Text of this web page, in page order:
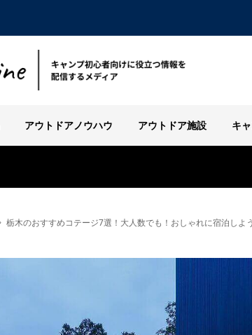
アウトドアノウハウ アウトドア施設 キ
栃木のおすすめコテージ7選！大人数でも！おしゃれに宿泊しよ